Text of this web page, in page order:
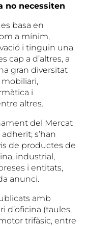
no necessiten
basa en
a mínim,
i tinguin una
cap a d’altres, a
gran diversitat
mobiliari,
i
altres.
del Mercat
s’han
de productes de
industrial,
i entitats,
anunci.
amb
d’oficina (taules,
trifàsic, entre